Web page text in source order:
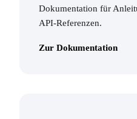
Dokumentation für
API-Referenzen.
Zur Dokumentation